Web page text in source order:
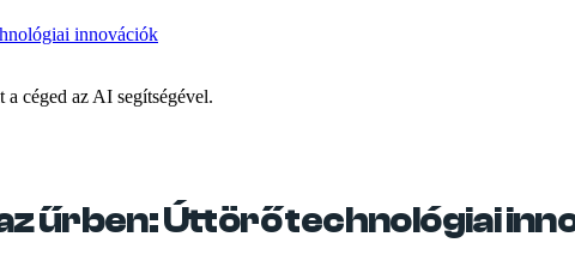
innovációk
céged az AI segítségével.
űrben: Úttörő technológiai